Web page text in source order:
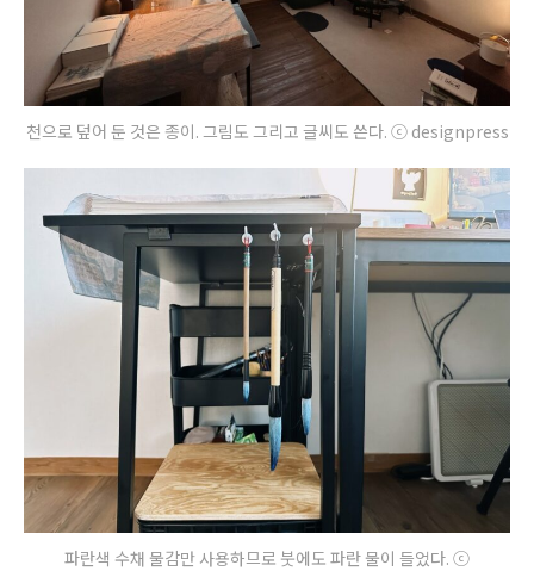
천으로 덮어 둔 것은 종이. 그림도 그리고 글씨도 쓴다. ⓒ designpress
파란색 수채 물감만 사용하므로 붓에도 파란 물이 들었다. ⓒ